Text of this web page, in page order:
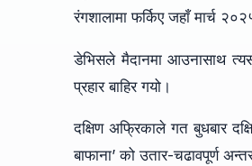
रंगशालामा फर्किए जहाँ मार्च
डेभिसले मैदानमा आउनासाथ त्यस
प्रहार बाहिर गयो।
दक्षिण अफ्रिकाले गत बुधबार
बाफाना’ को उतार-चढावपूर्ण